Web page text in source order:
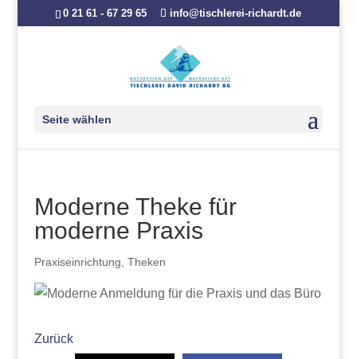
0 21 61 - 67 29 65 info@tischlerei-richardt.de
Seite wählen
Moderne Theke für
moderne Praxis
Praxiseinrichtung Theken
Zurück